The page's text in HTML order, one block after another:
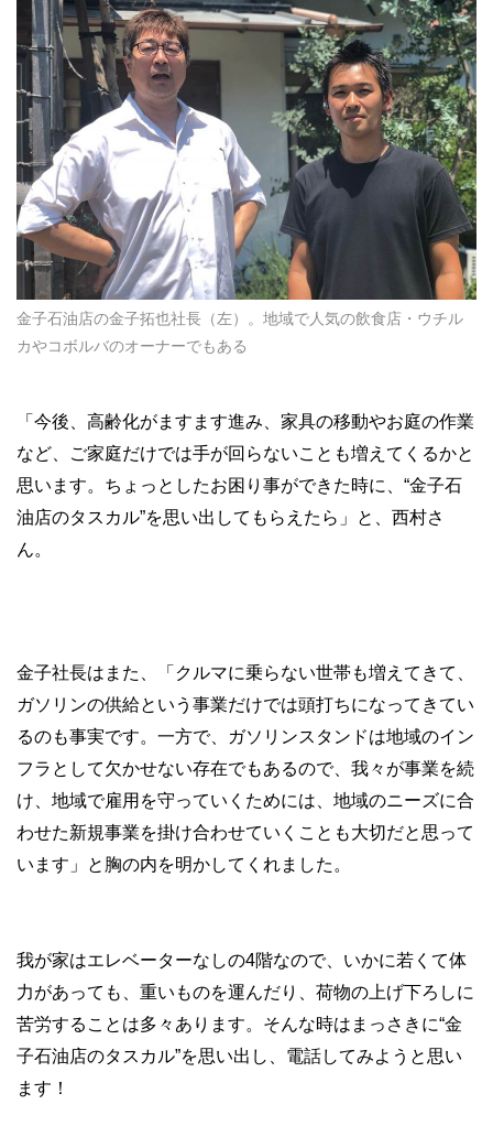
金子石油店の金子拓也社長（左）。地域で人気の飲食店・ウチル
カやコボルバのオーナーでもある
「今後、高齢化がますます進み、家具の移動やお庭の作業
など、ご家庭だけでは手が回らないことも増えてくるかと
思います。ちょっとしたお困り事ができた時に、“金子石
油店のタスカル”を思い出してもらえたら」と、西村さ
ん。
金子社長はまた、「クルマに乗らない世帯も増えてきて、
ガソリンの供給という事業だけでは頭打ちになってきてい
るのも事実です。一方で、ガソリンスタンドは地域のイン
フラとして欠かせない存在でもあるので、我々が事業を続
け、地域で雇用を守っていくためには、地域のニーズに合
わせた新規事業を掛け合わせていくことも大切だと思って
います」と胸の内を明かしてくれました。
我が家はエレベーターなしの4階なので、いかに若くて体
力があっても、重いものを運んだり、荷物の上げ下ろしに
苦労することは多々あります。そんな時はまっさきに“金
子石油店のタスカル”を思い出し、電話してみようと思い
ます！